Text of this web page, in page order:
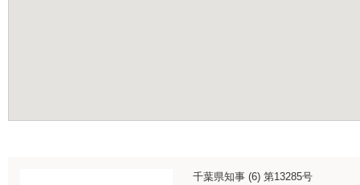
千葉県知事 (6) 第13285号